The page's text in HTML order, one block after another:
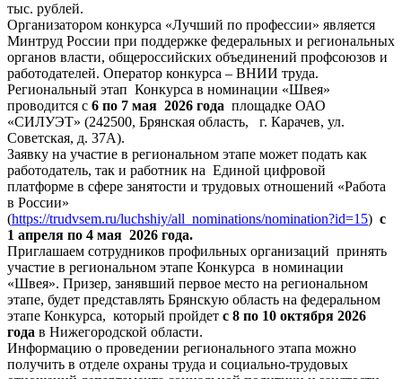
тыс. рублей.
Организатором конкурса «Лучший по профессии» является
Минтруд России при поддержке федеральных и региональных
органов власти, общероссийских объединений профсоюзов и
работодателей. Оператор конкурса – ВНИИ труда.
Региональный этап Конкурса в номинации «Швея»
проводится с 6 по 7 мая 2026 года площадке ОАО
«СИЛУЭТ» (242500, Брянская область, г. Карачев, ул.
Советская, д. 37А).
Заявку на участие в региональном этапе может подать как
работодатель, так и работник на Единой цифровой
платформе в сфере занятости и трудовых отношений «Работа
в России»
(https://trudvsem.ru/luchshiy/all_nominations/nomination?id=15) с
1 апреля по 4 мая 2026 года.
Приглашаем сотрудников профильных организаций принять
участие в региональном этапе Конкурса в номинации
«Швея». Призер, занявший первое место на региональном
этапе, будет представлять Брянскую область на федеральном
этапе Конкурса, который пройдет с 8 по 10 октября 2026
года в Нижегородской области.
Информацию о проведении регионального этапа можно
получить в отделе охраны труда и социально-трудовых